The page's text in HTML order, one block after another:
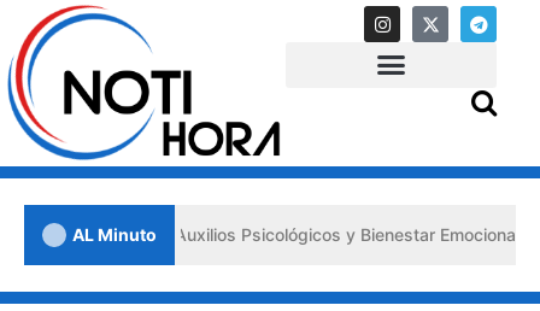
AL Minuto
«Primeros Auxilios Psicológicos y Bienestar Emocional» ante